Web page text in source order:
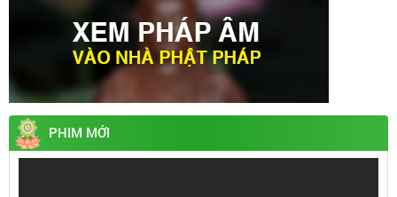
PHIM MỚI